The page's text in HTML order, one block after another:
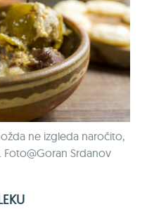
ne izgleda naročito,
Srdanov